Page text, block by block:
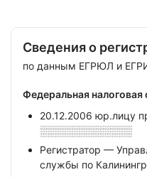
Сведения о
по данным ЕГРЮЛ и
Федеральная
20.12.2006 юр.лицу
░░░░░░░░░░░░░
Регистратор —
службы по